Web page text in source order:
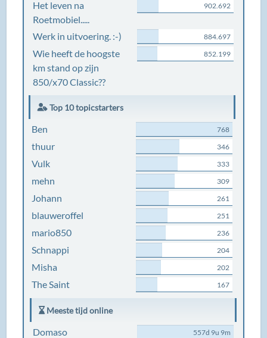
Het leven na
Roetmobiel.....
902.692
Werk in uitvoering. :-) 884.697
Wie heeft de hoogste
km stand op zijn
850/x70 Classic??
852.199
Top 10 topicstarters
Ben 768
thuur 346
Vulk 333
mehn 309
Johann 261
blauweroffel 251
mario850 236
Schnappi 204
Misha 202
The Saint 167
Meeste tijd online
Domaso 557d 9u 9m